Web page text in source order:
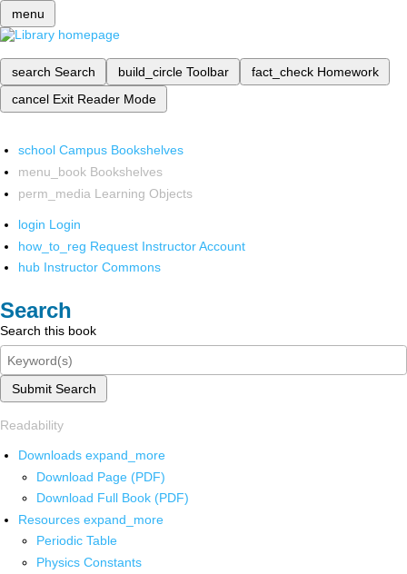
menu
search Search build_circle Toolbar fact_check Homework
cancel Exit Reader Mode
school Campus Bookshelves
menu_book Bookshelves
perm_media Learning Objects
login Login
how_to_reg Request Instructor Account
hub Instructor Commons
Search
Search this book
Submit Search
Readability
Downloads expand_more
Download Page (PDF)
Download Full Book (PDF)
Resources expand_more
Periodic Table
Physics Constants